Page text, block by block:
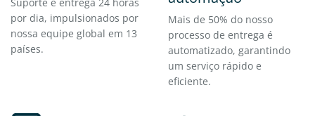
por dia, impulsionados por
nossa equipe global em 13
países.
Mais de 50% do nosso
processo de entrega é
automatizado, garantindo
um serviço rápido e
eficiente.